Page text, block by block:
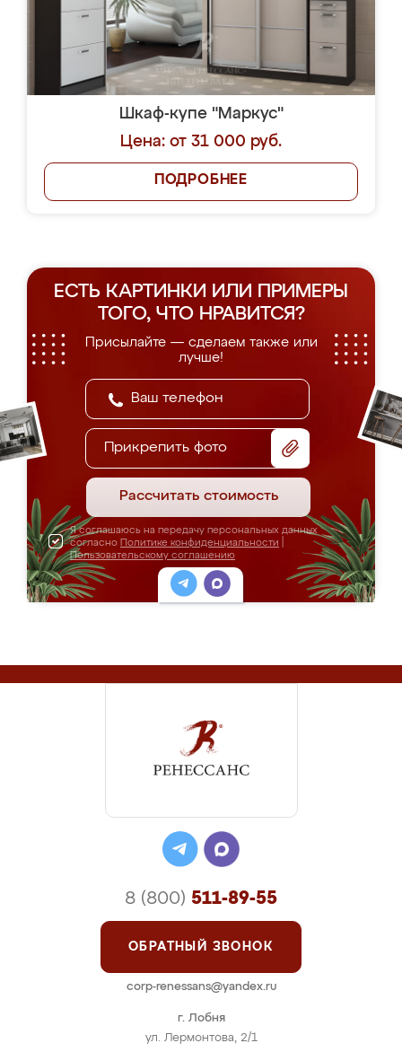
Шкаф-купе "Маркус"
Цена: от 31 000 руб.
ПОДРОБНЕЕ
ЕСТЬ КАРТИНКИ ИЛИ ПРИМЕРЫ
ТОГО, ЧТО НРАВИТСЯ?
Присылайте — сделаем также или
лучше!
Прикрепить фото
Рассчитать стоимость
Я соглашаюсь на передачу персональных данных
согласно Политике конфиденциальности
Пользовательскому соглашению
г. Лобня
ул. Лермонтова, 2/1
8 (800) 511-89-55
ОБРАТНЫЙ ЗВОНОК
corp-renessans@yandex.ru